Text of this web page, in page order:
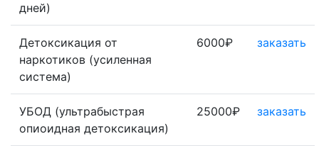
дней)
Детоксикация от
наркотиков (усиленная
система)
6000₽ заказать
УБОД (ультрабыстрая
опиоидная детоксикация)
25000₽ заказать